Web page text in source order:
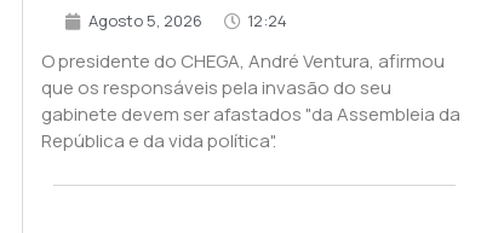
Agosto 5, 2026 12:24
O presidente do CHEGA, André Ventura, afirmou
que os responsáveis pela invasão do seu
gabinete devem ser afastados "da Assembleia da
República e da vida política".